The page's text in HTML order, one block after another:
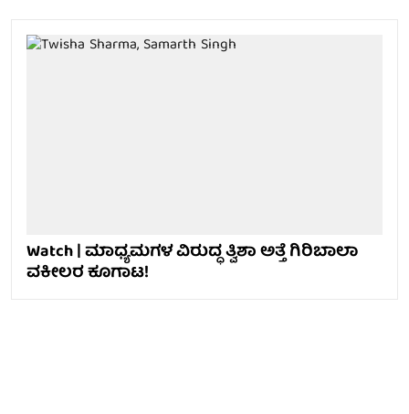
Watch | ಮಾಧ್ಯಮಗಳ ವಿರುದ್ಧ ತ್ವಿಶಾ ಅತ್ತೆ ಗಿರಿಬಾಲಾ
ವಕೀಲರ ಕೂಗಾಟ!